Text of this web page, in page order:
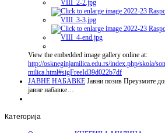
View the embedded image gallery online at:
http://oskneginjamilica.edu.rs/index.php/skola/
milica.html#sigFreeId39d022b7df
ЈАВНЕ НАБАВКЕ Јавни позив Преузмите
јавне набавке…
Категорија